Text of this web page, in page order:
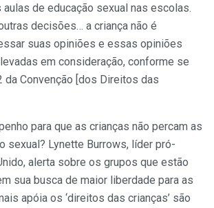
de educação sexual nas escolas.
decisões… a criança não é
suas opiniões e essas opiniões
em consideração, conforme se
da Convenção [dos Direitos das
para que as crianças não percam as
sexual? Lynette Burrows, líder pró-
alerta sobre os grupos que estão
sua busca de maior liberdade para as
apóia os ‘direitos das crianças’ são